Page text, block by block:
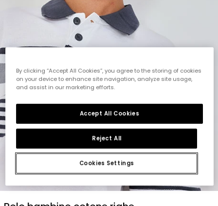
By clicking “Accept All Cookies”, you agree to the storing of cookies
on your device to enhance site navigation, analyze site usage,
and assist in our marketing efforts.
Cookies Settings
Reject All
Accept All Cookies